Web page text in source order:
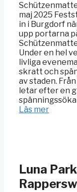
maj 2025
in i Burgdorf
upp portarna
Schützenmatte
Under en hel
livliga
skratt och
av staden.
letar efter en
Läs mer
Luna Park